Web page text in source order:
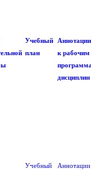
Учебный
план
Аннотации
к рабочим
дисциплин
Учебный Аннотации